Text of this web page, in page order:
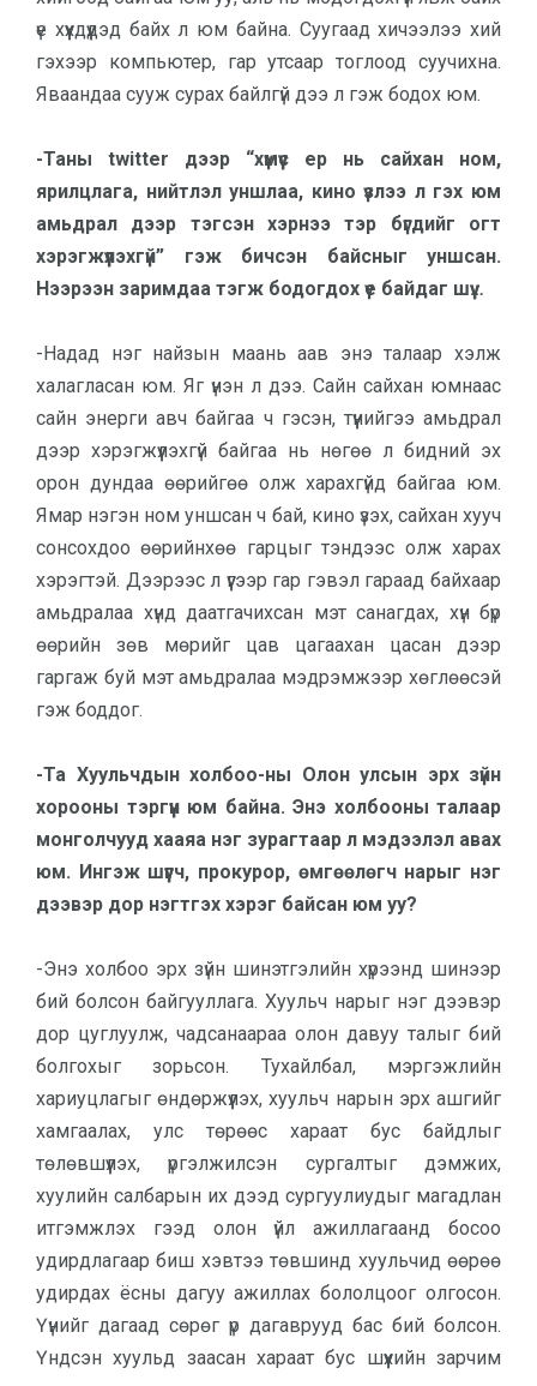
үе хүүхдүүдэд байх л юм байна. Суугаад хичээлээ хий
гэхээр компьютер, гар утсаар тоглоод суучихна.
Яваандаа сууж сурах байлгүй дээ л гэж бодох юм.
-Таны twitter дээр “хүмүүс ер нь сайхан ном,
ярилцлага, нийтлэл уншлаа, кино үзлээ л гэх юм
амьдрал дээр тэгсэн хэрнээ тэр бүгдийг огт
хэрэгжүүлэхгүй” гэж бичсэн байсныг уншсан.
Нээрээн заримдаа тэгж бодогдох үе байдаг шүү…
-Надад нэг найзын маань аав энэ талаар хэлж
халагласан юм. Яг үнэн л дээ. Сайн сайхан юмнаас
сайн энерги авч байгаа ч гэсэн, түүнийгээ амьдрал
дээр хэрэгжүүлэхгүй байгаа нь нөгөө л бидний эх
орон дундаа өөрийгөө олж харахгүйд байгаа юм.
Ямар нэгэн ном уншсан ч бай, кино үзэх, сайхан хууч
сонсохдоо өөрийнхөө гарцыг тэндээс олж харах
хэрэгтэй. Дээрээс л үүгээр гар гэвэл гараад байхаар
амьдралаа хүнд даатгачихсан мэт санагдах, хүн бүр
өөрийн зөв мөрийг цав цагаахан цасан дээр
гаргаж буй мэт амьдралаа мэдрэмжээр хөглөөсэй
гэж боддог.
-Та Хуульчдын холбоо-ны Олон улсын эрх зүйн
хорооны тэргүүн юм байна. Энэ холбооны талаар
монголчууд хааяа нэг зурагтаар л мэдээлэл авах
юм. Ингэж шүүгч, прокурор, өмгөөлөгч нарыг нэг
дээвэр дор нэгтгэх хэрэг байсан юм уу?
-Энэ холбоо эрх зүйн шинэтгэлийн хүрээнд шинээр
бий болсон байгууллага. Хуульч нарыг нэг дээвэр
дор цуглуулж, чадсанаараа олон давуу талыг бий
болгохыг зорьсон. Тухайлбал, мэргэжлийн
хариуцлагыг өндөржүүлэх, хуульч нарын эрх ашгийг
хамгаалах, улс төрөөс хараат бус байдлыг
төлөвшүүлэх, үргэлжилсэн сургалтыг дэмжих,
хуулийн салбарын их дээд сургуулиудыг магадлан
итгэмжлэх гээд олон үйл ажиллагаанд босоо
удирдлагаар биш хэвтээ төвшинд хуульчид өөрөө
удирдах ёсны дагуу ажиллах бололцоог олгосон.
Үүнийг дагаад сөрөг үр дагаврууд бас бий болсон.
Үндсэн хуульд заасан хараат бус шүүхийн зарчим